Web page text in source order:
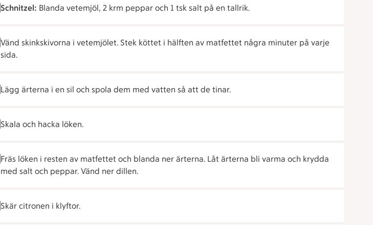
Schnitzel: Blanda vetemjöl, 2 krm peppar och 1 tsk salt på en tallrik.
Vänd skinkskivorna i vetemjölet. Stek köttet i hälften av matfettet några minuter på varje
sida.
Lägg ärterna i en sil och spola dem med vatten så att de tinar.
Skala och hacka löken.
Fräs löken i resten av matfettet och blanda ner ärterna. Låt ärterna bli varma och krydda
med salt och peppar. Vänd ner dillen.
Skär citronen i klyftor.